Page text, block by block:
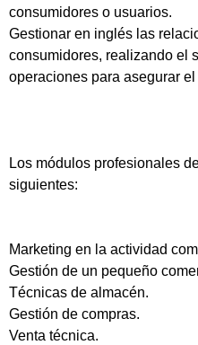
consumidores o usuarios.
Gestionar en inglés las
consumidores, realizando el
operaciones para asegurar
Los módulos profesionales
siguientes:
Marketing en la actividad
Gestión de un pequeño
Técnicas de almacén.
Gestión de compras.
Venta técnica.